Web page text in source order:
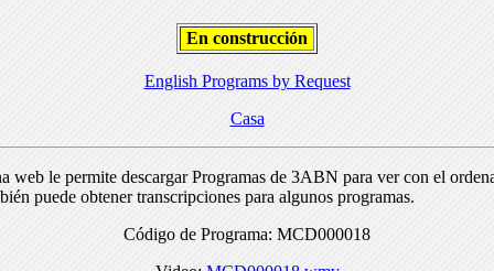
En construcción
English Programs by Request
Casa
web le permite descargar Programas de 3ABN para ver con el
puede obtener transcripciones para algunos programas.
Código de Programa: MCD000018